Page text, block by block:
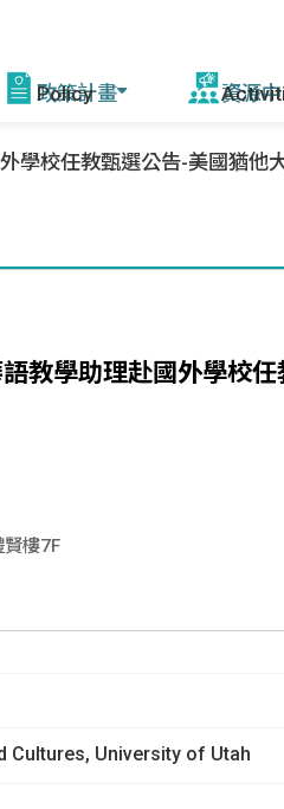
政策計畫 資源
活動報導
學校任教甄選公告-美國猶他
教學助理赴國外學校
樓7F
Cultures, University of Utah